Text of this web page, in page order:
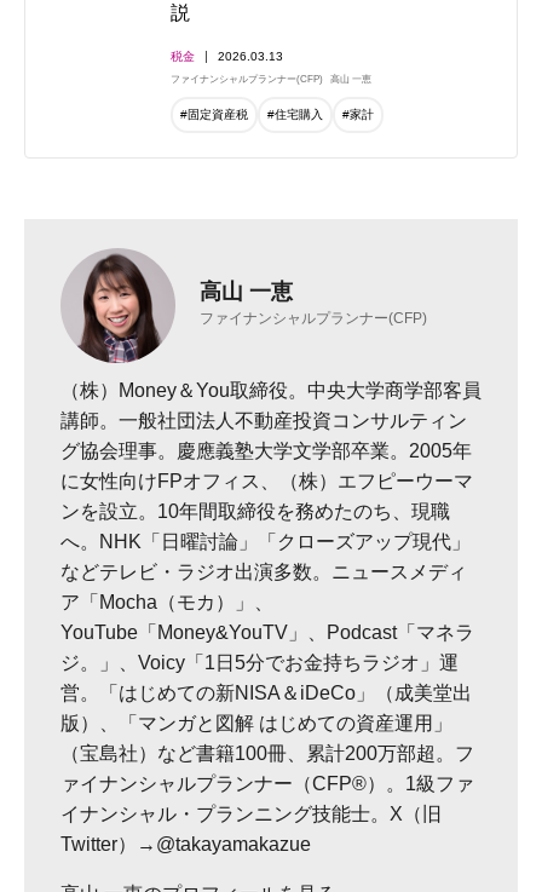
説
税金 2026.03.13
ファイナンシャルプランナー(CFP) 高山 一恵
#固定資産税 #住宅購入 #家計
高山 一恵
ファイナンシャルプランナー(CFP)
（株）Money＆You取締役。中央大学商学部客員
講師。一般社団法人不動産投資コンサルティン
グ協会理事。慶應義塾大学文学部卒業。2005年
に女性向けFPオフィス、（株）エフピーウーマ
ンを設立。10年間取締役を務めたのち、現職
へ。NHK「日曜討論」「クローズアップ現代」
などテレビ・ラジオ出演多数。ニュースメディ
ア「Mocha（モカ）」、
YouTube「Money&YouTV」、Podcast「マネラ
ジ。」、Voicy「1日5分でお金持ちラジオ」運
営。「はじめての新NISA＆iDeCo」（成美堂出
版）、「マンガと図解 はじめての資産運用」
（宝島社）など書籍100冊、累計200万部超。フ
ァイナンシャルプランナー（CFP®）。1級ファ
イナンシャル・プランニング技能士。X（旧
Twitter）→@takayamakazue